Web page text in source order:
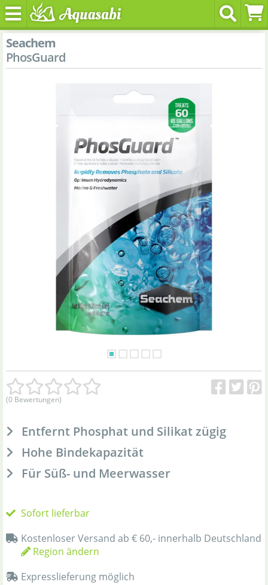
Seachem
PhosGuard
(0 Bewertungen)
Entfernt Phosphat und Silikat zügig
Hohe Bindekapazität
Für Süß- und Meerwasser
Sofort lieferbar
Kostenloser Versand ab € 60,- innerhalb Deutschland
Region ändern
Expresslieferung möglich